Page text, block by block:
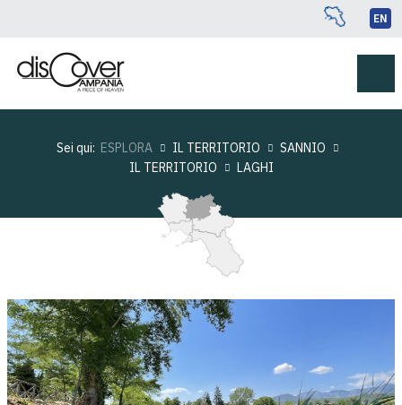
EN
Sei qui: ESPLORA IL TERRITORIO
SANNIO
IL TERRITORIO
LAGHI